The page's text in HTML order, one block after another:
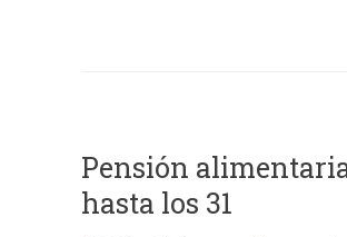
Pensión
hasta los 31